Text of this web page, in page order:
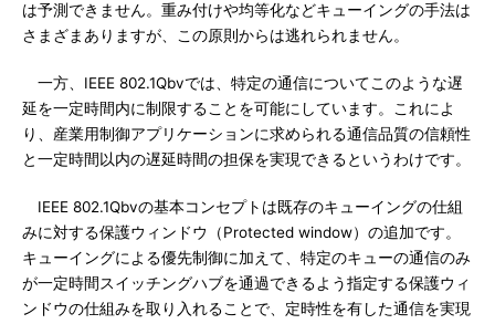
は予測できません。重み付けや均等化などキューイングの手法は
さまざまありますが、この原則からは逃れられません。
一方、IEEE 802.1Qbvでは、特定の通信についてこのような遅
延を一定時間内に制限することを可能にしています。これによ
り、産業用制御アプリケーションに求められる通信品質の信頼性
と一定時間以内の遅延時間の担保を実現できるというわけです。
IEEE 802.1Qbvの基本コンセプトは既存のキューイングの仕組
みに対する保護ウィンドウ（Protected window）の追加です。
キューイングによる優先制御に加えて、特定のキューの通信のみ
が一定時間スイッチングハブを通過できるよう指定する保護ウィ
ンドウの仕組みを取り入れることで、定時性を有した通信を実現